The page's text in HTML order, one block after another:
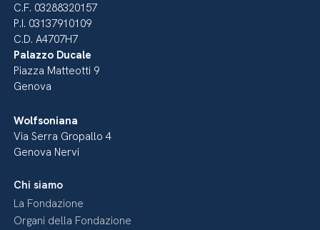
C.F. 03288320157
P.I. 03137910109
C.D. A4707H7
Palazzo Ducale
Piazza Matteotti 9
Genova
Wolfsoniana
Via Serra Gropallo 4
Genova Nervi
Chi siamo
La Fondazione
Organi della Fondazione